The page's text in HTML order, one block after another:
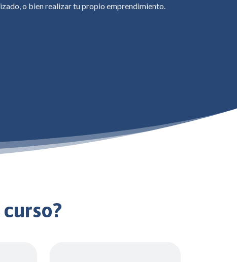
o bien realizar tu propio emprendimiento.